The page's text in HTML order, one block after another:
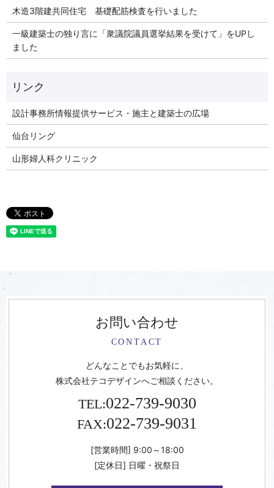
木造3階建共同住宅 基礎配筋検査を行いました
一級建築士の独り言に「衆議院議員選挙結果を受けて」をUPし
ました
リンク
設計事務所情報提供サービス・施主と建築士の広場
仙台リング
山形婦人科クリニック
お問い合わせ
CONTACT
どんなことでもお気軽に、
株式会社テコデザインへご相談ください。
TEL:022-739-9030
FAX:022-739-9031
[営業時間] 9:00～18:00
[定休日] 日曜・祝祭日